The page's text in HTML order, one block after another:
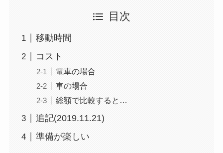
目次
移動時間
コスト
電車の場合
車の場合
総額で比較すると…
追記(2019.11.21)
準備が楽しい